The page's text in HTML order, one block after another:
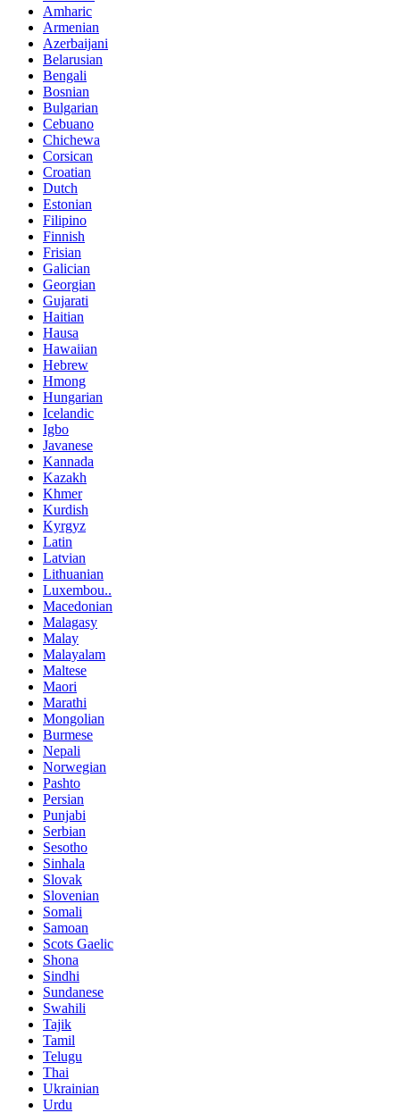
Amharic
Armenian
Azerbaijani
Belarusian
Bengali
Bosnian
Bulgarian
Cebuano
Chichewa
Corsican
Croatian
Dutch
Estonian
Filipino
Finnish
Frisian
Galician
Georgian
Gujarati
Haitian
Hausa
Hawaiian
Hebrew
Hmong
Hungarian
Icelandic
Igbo
Javanese
Kannada
Kazakh
Khmer
Kurdish
Kyrgyz
Latin
Latvian
Lithuanian
Luxembou..
Macedonian
Malagasy
Malay
Malayalam
Maltese
Maori
Marathi
Mongolian
Burmese
Nepali
Norwegian
Pashto
Persian
Punjabi
Serbian
Sesotho
Sinhala
Slovak
Slovenian
Somali
Samoan
Scots Gaelic
Shona
Sindhi
Sundanese
Swahili
Tajik
Tamil
Telugu
Thai
Ukrainian
Urdu